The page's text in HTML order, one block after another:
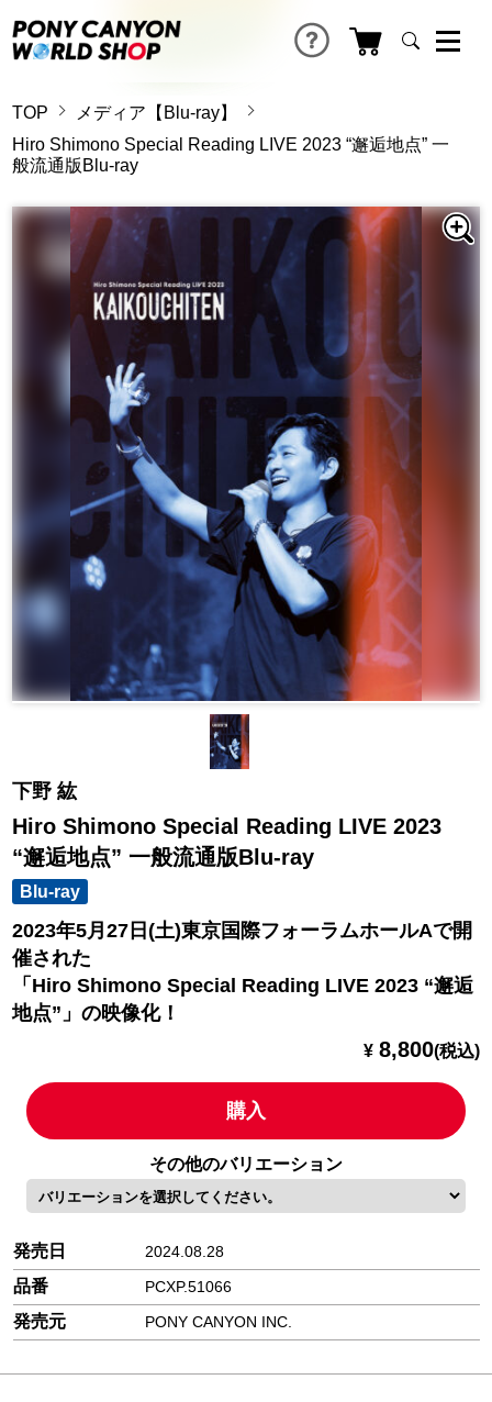
TOP
メディア【Blu-ray】
Hiro Shimono Special Reading LIVE 2023 “邂逅地点” 一
般流通版Blu-ray
下野 紘
Hiro Shimono Special Reading LIVE 2023
“邂逅地点” 一般流通版Blu-ray
Blu-ray
2023年5月27日(土)東京国際フォーラムホールAで開
催された
「Hiro Shimono Special Reading LIVE 2023 “邂逅
地点”」の映像化！
¥ 8,800(税込)
購入
その他のバリエーション
発売日 2024.08.28
品番 PCXP.51066
発売元 PONY CANYON INC.